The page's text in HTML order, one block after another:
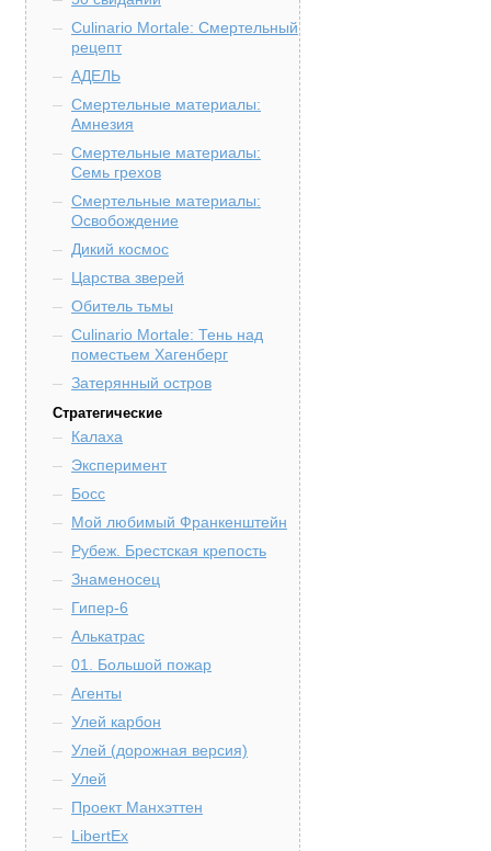
Culinario Mortale: Смертельный
рецепт
АДЕЛЬ
Смертельные материалы:
Амнезия
Смертельные материалы:
Семь грехов
Смертельные материалы:
Освобождение
Дикий космос
Царства зверей
Обитель тьмы
Culinario Mortale: Тень над
поместьем Хагенберг
Затерянный остров
Стратегические
Калаха
Эксперимент
Босс
Мой любимый Франкенштейн
Рубеж. Брестская крепость
Знаменосец
Гипер-6
Алькатрас
01. Большой пожар
Агенты
Улей карбон
Улей (дорожная версия)
Улей
Проект Манхэттен
LibertEx